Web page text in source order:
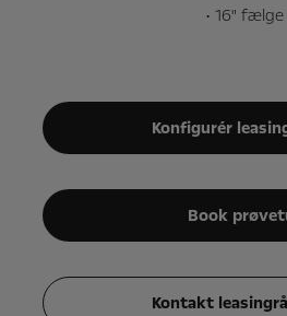
• 16" fælge
Konfigurér
Book
Kontakt